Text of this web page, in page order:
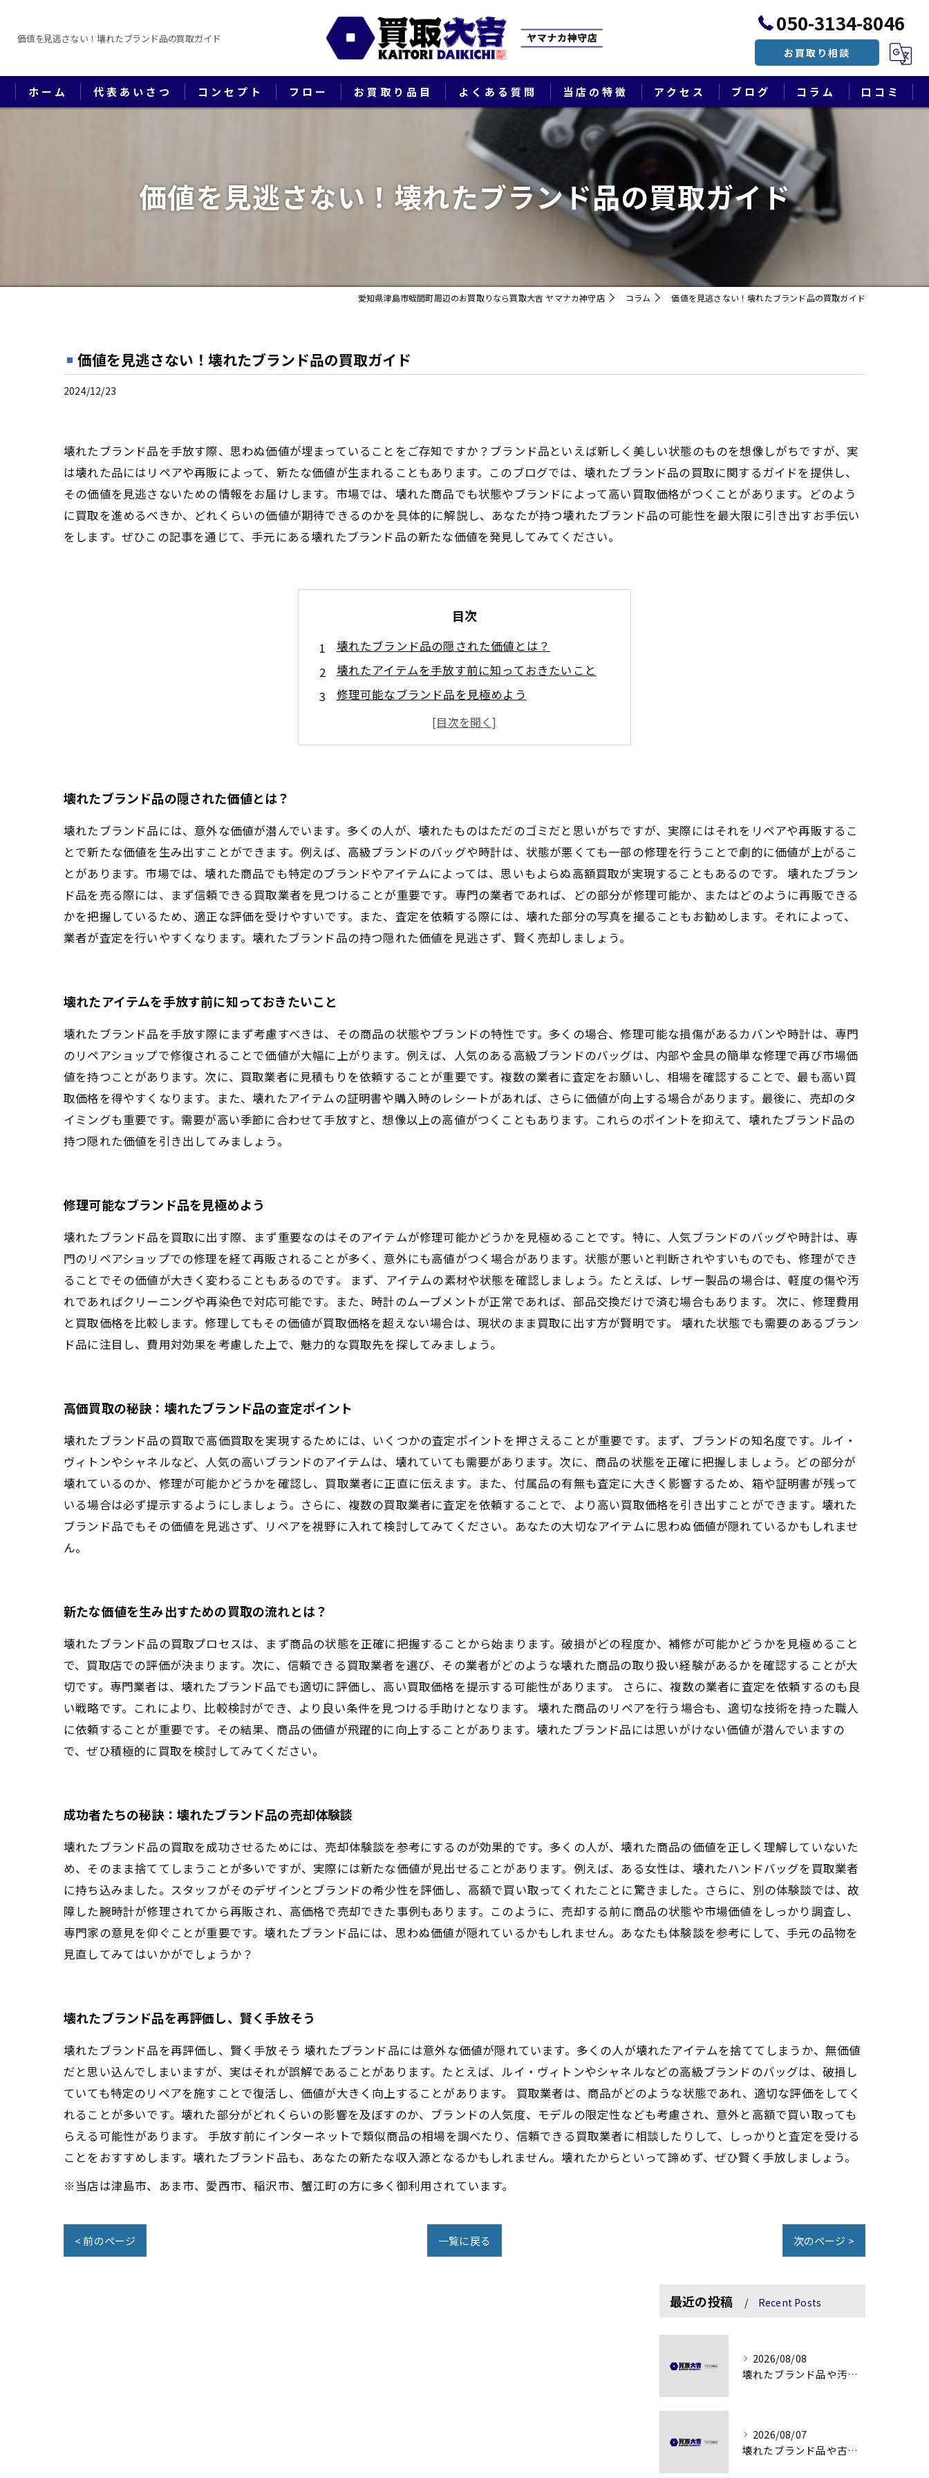
価値を見逃さない！壊れたブランド品の買取ガイド
050-3134-8046
お買取り相談
ホーム 代表あいさつ コンセプト フロー お買取り品目 よくある質問 当店の特徴
ブランド
貴金属
切手
生前整理・遺品整理・終活
アクセス
漫画特集
ブログ コラム 口コミ
価値を見逃さない！壊れたブランド品の買取ガイド
愛知県津島市蛭間町周辺のお買取りなら買取大吉 ヤマナカ神守店 コラム 価値を見逃さない！壊れたブランド品の買取ガイド
価値を見逃さない！壊れたブランド品の買取ガイド
2024/12/23
壊れたブランド品を手放す際、思わぬ価値が埋まっていることをご存知ですか？ブランド品といえば新しく美しい状態のものを想像しがちですが、実
は壊れた品にはリペアや再販によって、新たな価値が生まれることもあります。このブログでは、壊れたブランド品の買取に関するガイドを提供し、
その価値を見逃さないための情報をお届けします。市場では、壊れた商品でも状態やブランドによって高い買取価格がつくことがあります。どのよう
に買取を進めるべきか、どれくらいの価値が期待できるのかを具体的に解説し、あなたが持つ壊れたブランド品の可能性を最大限に引き出すお手伝い
をします。ぜひこの記事を通じて、手元にある壊れたブランド品の新たな価値を発見してみてください。
目次
壊れたブランド品の隠された価値とは？
壊れたアイテムを手放す前に知っておきたいこと
修理可能なブランド品を見極めよう
高価買取の秘訣：壊れたブランド品の査定ポイント
新たな価値を生み出すための買取の流れとは？
壊れたブランド品の隠された価値とは？
壊れたブランド品には、意外な価値が潜んでいます。多くの人が、壊れたものはただのゴミだと思いがちですが、実際にはそれをリペアや再販するこ
とで新たな価値を生み出すことができます。例えば、高級ブランドのバッグや時計は、状態が悪くても一部の修理を行うことで劇的に価値が上がるこ
とがあります。市場では、壊れた商品でも特定のブランドやアイテムによっては、思いもよらぬ高額買取が実現することもあるのです。 壊れたブラン
ド品を売る際には、まず信頼できる買取業者を見つけることが重要です。専門の業者であれば、どの部分が修理可能か、またはどのように再販できる
かを把握しているため、適正な評価を受けやすいです。また、査定を依頼する際には、壊れた部分の写真を撮ることもお勧めします。それによって、
業者が査定を行いやすくなります。壊れたブランド品の持つ隠れた価値を見逃さず、賢く売却しましょう。
壊れたアイテムを手放す前に知っておきたいこと
壊れたブランド品を手放す際にまず考慮すべきは、その商品の状態やブランドの特性です。多くの場合、修理可能な損傷があるカバンや時計は、専門
のリペアショップで修復されることで価値が大幅に上がります。例えば、人気のある高級ブランドのバッグは、内部や金具の簡単な修理で再び市場価
値を持つことがあります。次に、買取業者に見積もりを依頼することが重要です。複数の業者に査定をお願いし、相場を確認することで、最も高い買
取価格を得やすくなります。また、壊れたアイテムの証明書や購入時のレシートがあれば、さらに価値が向上する場合があります。最後に、売却のタ
イミングも重要です。需要が高い季節に合わせて手放すと、想像以上の高値がつくこともあります。これらのポイントを抑えて、壊れたブランド品の
持つ隠れた価値を引き出してみましょう。
修理可能なブランド品を見極めよう
壊れたブランド品を買取に出す際、まず重要なのはそのアイテムが修理可能かどうかを見極めることです。特に、人気ブランドのバッグや時計は、専
門のリペアショップでの修理を経て再販されることが多く、意外にも高値がつく場合があります。状態が悪いと判断されやすいものでも、修理ができ
ることでその価値が大きく変わることもあるのです。 まず、アイテムの素材や状態を確認しましょう。たとえば、レザー製品の場合は、軽度の傷や汚
れであればクリーニングや再染色で対応可能です。また、時計のムーブメントが正常であれば、部品交換だけで済む場合もあります。 次に、修理費用
と買取価格を比較します。修理してもその価値が買取価格を超えない場合は、現状のまま買取に出す方が賢明です。 壊れた状態でも需要のあるブラン
ド品に注目し、費用対効果を考慮した上で、魅力的な買取先を探してみましょう。
高価買取の秘訣：壊れたブランド品の査定ポイント
壊れたブランド品の買取で高価買取を実現するためには、いくつかの査定ポイントを押さえることが重要です。まず、ブランドの知名度です。ルイ・
ヴィトンやシャネルなど、人気の高いブランドのアイテムは、壊れていても需要があります。次に、商品の状態を正確に把握しましょう。どの部分が
壊れているのか、修理が可能かどうかを確認し、買取業者に正直に伝えます。また、付属品の有無も査定に大きく影響するため、箱や証明書が残って
いる場合は必ず提示するようにしましょう。さらに、複数の買取業者に査定を依頼することで、より高い買取価格を引き出すことができます。壊れた
ブランド品でもその価値を見逃さず、リペアを視野に入れて検討してみてください。あなたの大切なアイテムに思わぬ価値が隠れているかもしれませ
ん。
新たな価値を生み出すための買取の流れとは？
壊れたブランド品の買取プロセスは、まず商品の状態を正確に把握することから始まります。破損がどの程度か、補修が可能かどうかを見極めること
で、買取店での評価が決まります。次に、信頼できる買取業者を選び、その業者がどのような壊れた商品の取り扱い経験があるかを確認することが大
切です。専門業者は、壊れたブランド品でも適切に評価し、高い買取価格を提示する可能性があります。 さらに、複数の業者に査定を依頼するのも良
い戦略です。これにより、比較検討ができ、より良い条件を見つける手助けとなります。 壊れた商品のリペアを行う場合も、適切な技術を持った職人
に依頼することが重要です。その結果、商品の価値が飛躍的に向上することがあります。壊れたブランド品には思いがけない価値が潜んでいますの
で、ぜひ積極的に買取を検討してみてください。
成功者たちの秘訣：壊れたブランド品の売却体験談
壊れたブランド品の買取を成功させるためには、売却体験談を参考にするのが効果的です。多くの人が、壊れた商品の価値を正しく理解していないた
め、そのまま捨ててしまうことが多いですが、実際には新たな価値が見出せることがあります。例えば、ある女性は、壊れたハンドバッグを買取業者
に持ち込みました。スタッフがそのデザインとブランドの希少性を評価し、高額で買い取ってくれたことに驚きました。さらに、別の体験談では、故
障した腕時計が修理されてから再販され、高価格で売却できた事例もあります。このように、売却する前に商品の状態や市場価値をしっかり調査し、
専門家の意見を仰ぐことが重要です。壊れたブランド品には、思わぬ価値が隠れているかもしれません。あなたも体験談を参考にして、手元の品物を
見直してみてはいかがでしょうか？
壊れたブランド品を再評価し、賢く手放そう
壊れたブランド品を再評価し、賢く手放そう 壊れたブランド品には意外な価値が隠れています。多くの人が壊れたアイテムを捨ててしまうか、無価値
だと思い込んでしまいますが、実はそれが誤解であることがあります。たとえば、ルイ・ヴィトンやシャネルなどの高級ブランドのバッグは、破損し
ていても特定のリペアを施すことで復活し、価値が大きく向上することがあります。 買取業者は、商品がどのような状態であれ、適切な評価をしてく
れることが多いです。壊れた部分がどれくらいの影響を及ぼすのか、ブランドの人気度、モデルの限定性なども考慮され、意外と高額で買い取っても
らえる可能性があります。 手放す前にインターネットで類似商品の相場を調べたり、信頼できる買取業者に相談したりして、しっかりと査定を受ける
ことをおすすめします。壊れたブランド品も、あなたの新たな収入源となるかもしれません。壊れたからといって諦めず、ぜひ賢く手放しましょう。
※当店は津島市、あま市、愛西市、稲沢市、蟹江町の方に多く御利用されています。
< 前のページ 一覧に戻る 次のページ >
最近の投稿 Recent Posts
2026/08/08
壊れたブランド品や汚れアクセサリーの買取価値解説
2026/08/07
壊れたブランド品や古物の価値を見極める秘訣